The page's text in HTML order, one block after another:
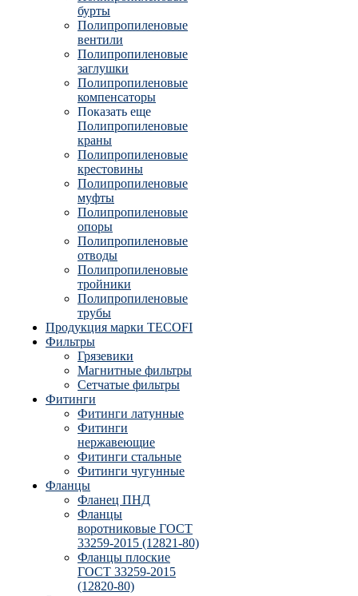
бурты
Полипропиленовые
вентили
Полипропиленовые
заглушки
Полипропиленовые
компенсаторы
Показать еще
Полипропиленовые
краны
Полипропиленовые
крестовины
Полипропиленовые
муфты
Полипропиленовые
опоры
Полипропиленовые
отводы
Полипропиленовые
тройники
Полипропиленовые
трубы
Продукция марки TECOFI
Фильтры
Грязевики
Магнитные фильтры
Сетчатые фильтры
Фитинги
Фитинги латунные
Фитинги
нержавеющие
Фитинги стальные
Фитинги чугунные
Фланцы
Фланец ПНД
Фланцы
воротниковые ГОСТ
33259-2015 (12821-80)
Фланцы плоские
ГОСТ 33259-2015
(12820-80)